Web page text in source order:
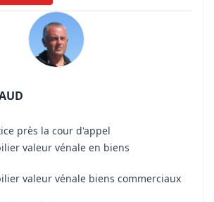
près la cour d'appel
valeur vénale en biens
valeur vénale biens commerciaux